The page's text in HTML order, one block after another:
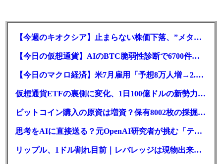
【今週のキオクシア】止まらない株価下落、”メタプラネット化”の指摘は本当？
【今日の仮想通貨】AIのBTC脆弱性診断で6700件の指摘。赤字マイニング企業はAIに賭ける
【今日のマクロ経済】米7月雇用「予想8万人増→2.3万人減」で利上げ観測後退
仮想通貨ETFの裏側に変化、1日100億ドルの新勢力がSEC登録
ビットコイン購入の原資は増資？保有8002枚の採掘企業の実態とは
思考をAIに直接送る？元OpenAI研究者が挑む「テレパシー」開発とは
リップル、1ドル割れ目前｜レバレッジは現物出来高の6倍超